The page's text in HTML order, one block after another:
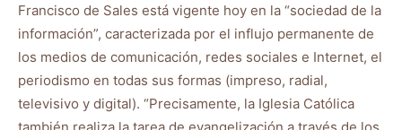
Francisco de Sales está vigente hoy en la “sociedad de la
información”, caracterizada por el influjo permanente de
los medios de comunicación, redes sociales e Internet, el
periodismo en todas sus formas (impreso, radial,
televisivo y digital). “Precisamente, la Iglesia Católica